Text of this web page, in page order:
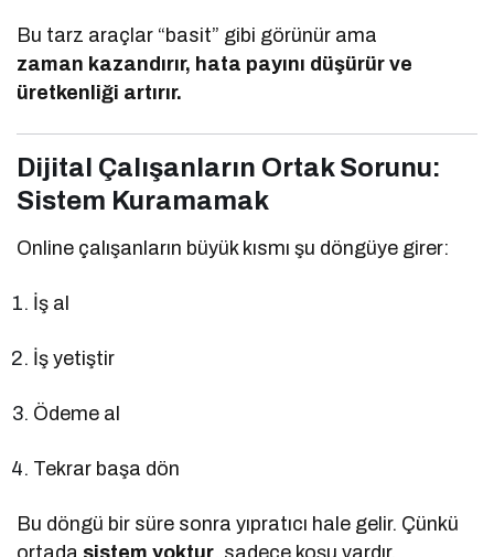
Bu tarz araçlar “basit” gibi görünür ama
zaman kazandırır, hata payını düşürür ve
üretkenliği artırır.
Dijital Çalışanların Ortak Sorunu:
Sistem Kuramamak
Online çalışanların büyük kısmı şu döngüye girer:
İş al
İş yetiştir
Ödeme al
Tekrar başa dön
Bu döngü bir süre sonra yıpratıcı hale gelir. Çünkü
ortada sistem yoktur, sadece koşu vardır.